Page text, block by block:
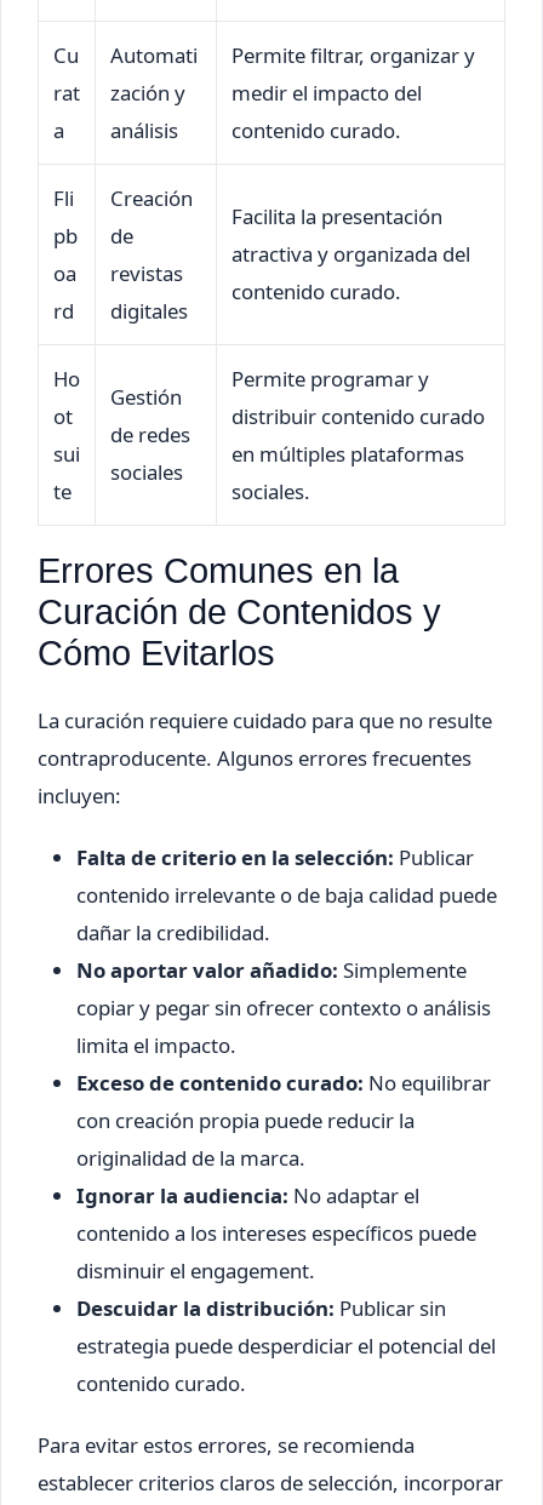
Cu
rat
a
Automati
zación y
análisis
Permite filtrar, organizar y
medir el impacto del
contenido curado.
Fli
pb
oa
rd
Creación
de
revistas
digitales
Facilita la presentación
atractiva y organizada del
contenido curado.
Ho
ot
sui
te
Gestión
de redes
sociales
Permite programar y
distribuir contenido curado
en múltiples plataformas
sociales.
Errores Comunes en la
Curación de Contenidos y
Cómo Evitarlos
La curación requiere cuidado para que no resulte
contraproducente. Algunos errores frecuentes
incluyen:
Falta de criterio en la selección: Publicar
contenido irrelevante o de baja calidad puede
dañar la credibilidad.
No aportar valor añadido: Simplemente
copiar y pegar sin ofrecer contexto o análisis
limita el impacto.
Exceso de contenido curado: No equilibrar
con creación propia puede reducir la
originalidad de la marca.
Ignorar la audiencia: No adaptar el
contenido a los intereses específicos puede
disminuir el engagement.
Descuidar la distribución: Publicar sin
estrategia puede desperdiciar el potencial del
contenido curado.
Para evitar estos errores, se recomienda
establecer criterios claros de selección, incorporar